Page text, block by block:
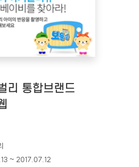
리 통합브랜드
~ 2017.07.12